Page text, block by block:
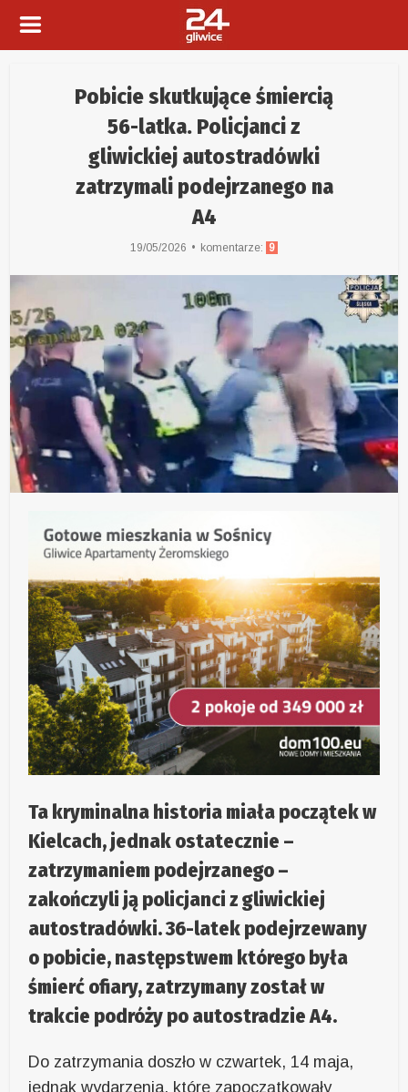
Pobicie skutkujące śmiercią
56-latka. Policjanci z
gliwickiej autostradówki
zatrzymali podejrzanego na
A4
19/05/2026 komentarze: 9
Ta kryminalna historia miała początek w
Kielcach, jednak ostatecznie –
zatrzymaniem podejrzanego –
zakończyli ją policjanci z gliwickiej
autostradówki. 36-latek podejrzewany
o pobicie, następstwem którego była
śmierć ofiary, zatrzymany został w
trakcie podróży po autostradzie A4.
Do zatrzymania doszło w czwartek, 14 maja,
jednak wydarzenia, które zapoczątkowały